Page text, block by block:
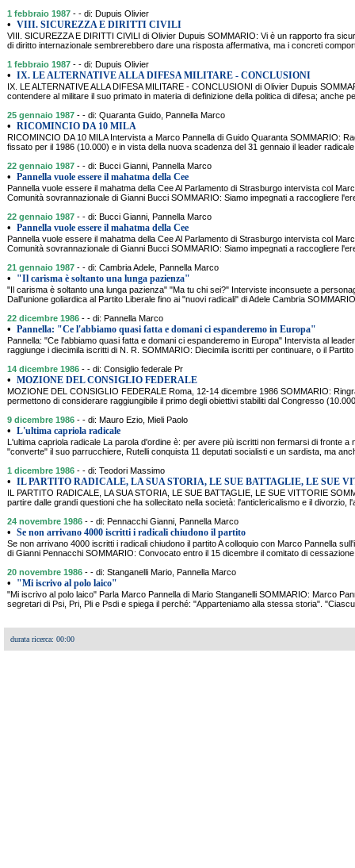
1 febbraio 1987 - - di: Dupuis Olivier
• VIII. SICUREZZA E DIRITTI CIVILI
VIII. SICUREZZA E DIRITTI CIVILI di Olivier Dupuis SOMMARIO: Vi è un rapporto fra
di diritto internazionale sembrerebbero dare una risposta affermativa, ma i concreti
1 febbraio 1987 - - di: Dupuis Olivier
• IX. LE ALTERNATIVE ALLA DIFESA MILITARE - CONCLUSIONI
IX. LE ALTERNATIVE ALLA DIFESA MILITARE - CONCLUSIONI di Olivier Dupuis
contendere al militare il suo primato in materia di definizione della politica di difesa; anche
25 gennaio 1987 - - di: Quaranta Guido, Pannella Marco
• RICOMINCIO DA 10 MILA
RICOMINCIO DA 10 MILA Intervista a Marco Pannella di Guido Quaranta SOMMARIO:
fissato per il 1986 (10.000) e in vista della nuova scadenza del 31 gennaio il leader
22 gennaio 1987 - - di: Bucci Gianni, Pannella Marco
• Pannella vuole essere il mahatma della Cee
Pannella vuole essere il mahatma della Cee Al Parlamento di Strasburgo intervista col
Comunità sovrannazionale di Gianni Bucci SOMMARIO: Siamo impegnati a raccogliere
22 gennaio 1987 - - di: Bucci Gianni, Pannella Marco
• Pannella vuole essere il mahatma della Cee
Pannella vuole essere il mahatma della Cee Al Parlamento di Strasburgo intervista col
Comunità sovrannazionale di Gianni Bucci SOMMARIO: Siamo impegnati a raccogliere
21 gennaio 1987 - - di: Cambria Adele, Pannella Marco
• "Il carisma è soltanto una lunga pazienza"
"Il carisma è soltanto una lunga pazienza" "Ma tu chi sei?" Interviste inconsuete a
Dall'unione goliardica al Partito Liberale fino ai "nuovi radicali" di Adele Cambria
22 dicembre 1986 - - di: Pannella Marco
• Pannella: "Ce l'abbiamo quasi fatta e domani ci espanderemo in Europa"
Pannella: "Ce l'abbiamo quasi fatta e domani ci espanderemo in Europa" Intervista al
raggiunge i diecimila iscritti di N. R. SOMMARIO: Diecimila iscritti per continuare, o il
14 dicembre 1986 - - di: Consiglio federale Pr
• MOZIONE DEL CONSIGLIO FEDERALE
MOZIONE DEL CONSIGLIO FEDERALE Roma, 12-14 dicembre 1986 SOMMARIO:
permettono di considerare raggiungibile il primo degli obiettivi stabiliti dal Congresso
9 dicembre 1986 - - di: Mauro Ezio, Mieli Paolo
• L'ultima capriola radicale
L'ultima capriola radicale La parola d'ordine è: per avere più iscritti non fermarsi di fronte a
"converte" il suo parrucchiere, Rutelli conquista 11 deputati socialisti e un sardista, ma
1 dicembre 1986 - - di: Teodori Massimo
• IL PARTITO RADICALE, LA SUA STORIA, LE SUE BATTAGLIE, LE SUE
IL PARTITO RADICALE, LA SUA STORIA, LE SUE BATTAGLIE, LE SUE VITTORIE
partire dalle grandi questioni che ha sollecitato nella società: l'anticlericalismo e il divorzio,
24 novembre 1986 - - di: Pennacchi Gianni, Pannella Marco
• Se non arrivano 4000 iscritti i radicali chiudono il partito
Se non arrivano 4000 iscritti i radicali chiudono il partito A colloquio con Marco Pannella
di Gianni Pennacchi SOMMARIO: Convocato entro il 15 dicembre il comitato di
20 novembre 1986 - - di: Stanganelli Mario, Pannella Marco
• "Mi iscrivo al polo laico"
"Mi iscrivo al polo laico" Parla Marco Pannella di Mario Stanganelli SOMMARIO: Marco
segretari di Psi, Pri, Pli e Psdi e spiega il perché: "Apparteniamo alla stessa storia".
durata ricerca: 00:00